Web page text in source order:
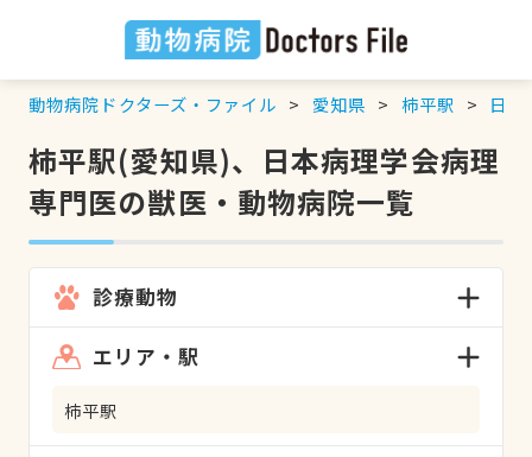
動物病院ドクターズ・ファイル 愛知県 柿平駅 日本
柿平駅(愛知県)、日本病理学会病理
専門医の獣医・動物病院一覧
診療動物
エリア・駅
柿平駅